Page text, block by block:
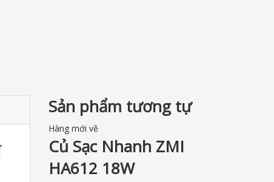
Sản phẩm tương tự
Hàng mới về
Củ Sạc Nhanh ZMI
HA612 18W